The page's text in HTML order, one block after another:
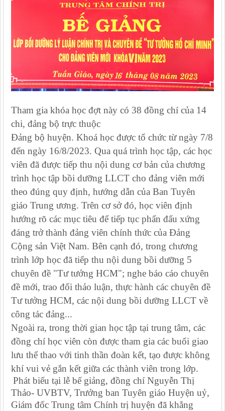
Tham gia khóa học đợt này có 38 đồng chí của 14
chi, đảng bộ trực thuộc
Đảng bộ huyện. Khoá học được tổ chức từ ngày 7/8
đến ngày 16/8/2023. Qua quá trình học tập, các học
viên đã được tiếp thu nội dung cơ bản của chương
trình học tập bồi dưỡng LLCT cho đảng viên mới
theo đúng quy định, hướng dẫn của Ban Tuyên
giáo Trung ương. Trên cơ sở đó, học viên định
hướng rõ các mục tiêu để tiếp tục phấn đấu xứng
đáng trở thành đảng viên chính thức của Đảng
Cộng sản Việt Nam. Bên cạnh đó, trong chương
trình lớp học đã tiếp thu nội dung bồi dưỡng 5
chuyên đề "Tư tưởng HCM"; nghe báo cáo chuyên
đề mới, trao đổi thảo luận, thực hành các chuyên đề
Tư tưởng HCM, các nội dung bồi dưỡng LLCT về
công tác đảng...
Ngoài ra, trong thời gian học tập tại trung tâm, các
đồng chí học viên còn được tham gia các buổi giao
lưu thể thao với tinh thần đoàn kết, tạo được không
khí vui vẻ gắn kết giữa các thành viên trong lớp.
Phát biểu tại lễ bế giảng, đồng chí Nguyễn Thị
Thảo- UVBTV, Trưởng ban Tuyên giáo Huyện uỷ,
Giám đốc Trung tâm Chính trị huyện đã khẳng